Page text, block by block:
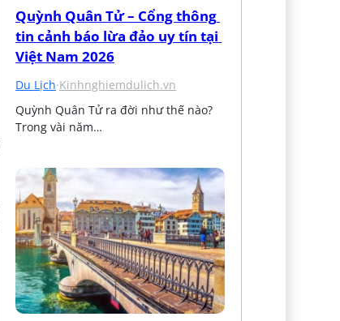
Quỳnh Quân Tử – Cổng thông
tin cảnh báo lừa đảo uy tín tại
Việt Nam 2026
Du Lịch·Kinhnghiemdulich.vn
Quỳnh Quân Tử ra đời như thế nào?
Trong vài năm…